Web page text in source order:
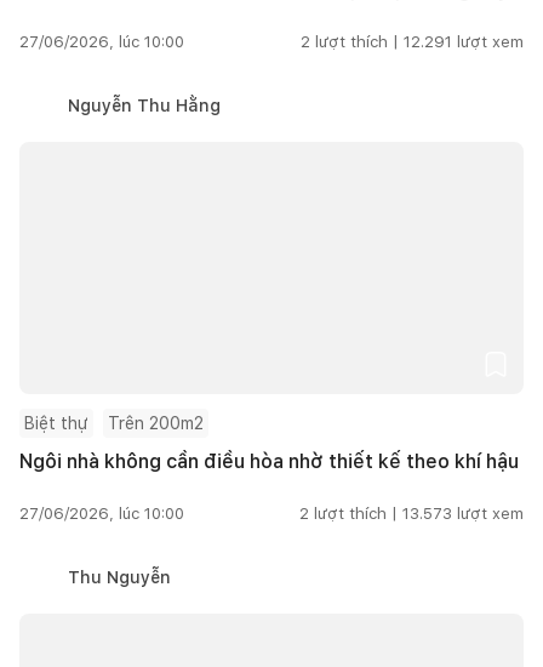
27/06/2026, lúc 10:00 2 lượt thích | 12.291 lượt xem
Nguyễn Thu Hằng
Biệt thự Trên 200m2
Ngôi nhà không cần điều hòa nhờ thiết kế theo khí hậu
27/06/2026, lúc 10:00 2 lượt thích | 13.573 lượt xem
Thu Nguyễn